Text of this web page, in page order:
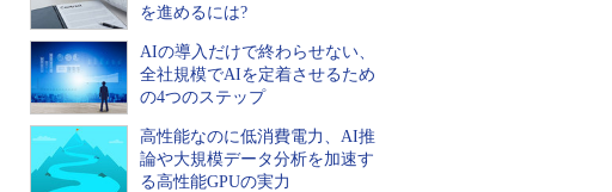
IP Network
Trust
を進めるには?
AIの導入だけで終わらせない、
全社規模でAIを定着させるため
の4つのステップ
高性能なのに低消費電力、AI推
論や大規模データ分析を加速す
る高性能GPUの実力